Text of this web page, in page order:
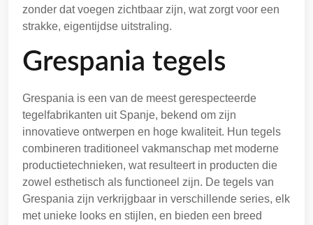
zonder dat voegen zichtbaar zijn, wat zorgt voor een
strakke, eigentijdse uitstraling.
Grespania tegels
Grespania is een van de meest gerespecteerde
tegelfabrikanten uit Spanje, bekend om zijn
innovatieve ontwerpen en hoge kwaliteit. Hun tegels
combineren traditioneel vakmanschap met moderne
productietechnieken, wat resulteert in producten die
zowel esthetisch als functioneel zijn. De tegels van
Grespania zijn verkrijgbaar in verschillende series, elk
met unieke looks en stijlen, en bieden een breed